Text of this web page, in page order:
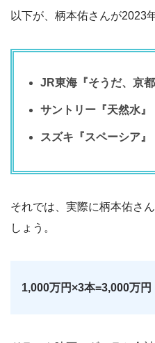
以下が、柄本佑さんが2023
JR東海『そうだ、京都
サントリー『天然水』
スズキ『スペーシア』
それでは、実際に柄本佑さ
しょう。
1,000万円×3本=3,000万円